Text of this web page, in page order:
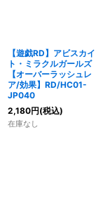
【遊戯RD】アビスカイ
ト・ミラクルガールズ
【オーバーラッシュレ
ア/効果】RD/HC01-
JP040
2,180円(税込)
在庫なし